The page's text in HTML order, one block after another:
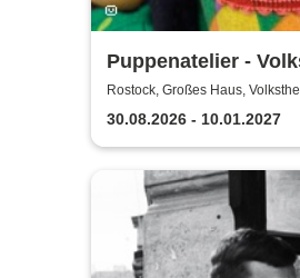
Puppenatelier -
Rostock
Rostock, Großes Haus,
30.08.2026 - 10.01.2027